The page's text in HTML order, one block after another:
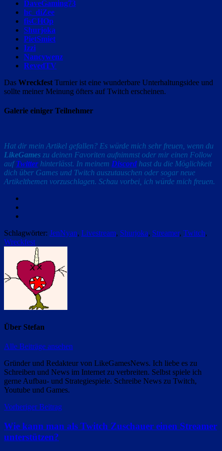
DaveGaming73
hc_diZee
fisCHOp
Shurjoka
PietSmiet
Izzi
Nancywenz
RevedTV
Das Wreckfest Turnier ist eine wunderbare Unterhaltungsidee und
sollte meiner Meinung öfters auf Twitch erscheinen.
Galerie einiger Teilnehmer
Hat dir mein Artikel gefallen? Es würde mich sehr freuen, wenn du
LikeGames zu deinen Favoriten aufnimmst oder mir einen Follow
aufTwitter hinterlässt. In meinem Discord hast du die Möglichkeit
dich über Games und Twitch auszutauschen oder sogar neue
Artikelthemen vorzuschlagen. Schau vorbei, ich würde mich freuen.
Schlagwörter: JenNyan, Livestream, Shurjoka, Streamer, Twitch,
Wreckfest
Über Stefan
Alle Beiträge ansehen
Gründer und Redakteur von LikeGamesNews. Ich liebe es zu
Schreiben und News im Internet zu verbreiten. Selbst spiele ich
gerne Aufbau- und Strategiespiele. Schreibe News zu Twitch,
Youtube und Games.
Beitragsnavigation
Vorheriger Beitrag
Wie kann man als Twitch Zuschauer einen Streamer
unterstützen?